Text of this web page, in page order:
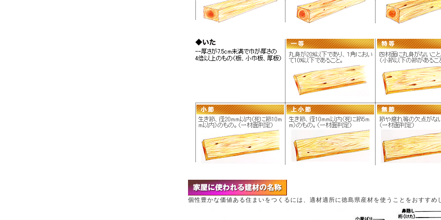
個性豊かな価値ある住まいをつくるには、適材適所に徳島県産材を使うことをおすすめ